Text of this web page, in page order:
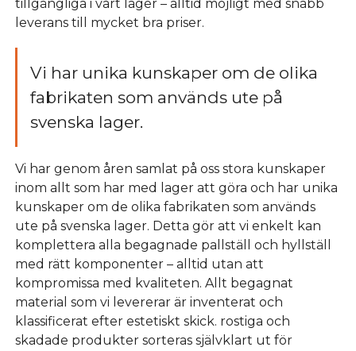
tillgängliga i vårt lager – alltid möjligt med snabb
leverans till mycket bra priser.
Vi har unika kunskaper om de olika
fabrikaten som används ute på
svenska lager.
Vi har genom åren samlat på oss stora kunskaper
inom allt som har med lager att göra och har unika
kunskaper om de olika fabrikaten som används
ute på svenska lager. Detta gör att vi enkelt kan
komplettera alla begagnade pallställ och hyllställ
med rätt komponenter – alltid utan att
kompromissa med kvaliteten. Allt begagnat
material som vi levererar är inventerat och
klassificerat efter estetiskt skick. rostiga och
skadade produkter sorteras självklart ut för